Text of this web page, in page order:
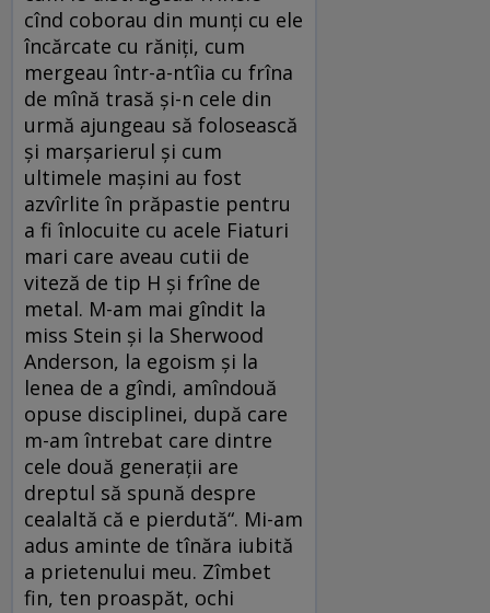
cînd coborau din munţi cu ele
încărcate cu răniţi, cum
mergeau într-a-ntîia cu frîna
de mînă trasă şi-n cele din
urmă ajungeau să folosească
şi marşarierul şi cum
ultimele maşini au fost
azvîrlite în prăpastie pentru
a fi înlocuite cu acele Fiaturi
mari care aveau cutii de
viteză de tip H şi frîne de
metal. M-am mai gîndit la
miss Stein şi la Sherwood
Anderson, la egoism şi la
lenea de a gîndi, amîndouă
opuse disciplinei, după care
m-am întrebat care dintre
cele două generaţii are
dreptul să spună despre
cealaltă că e pierdută“. Mi-am
adus aminte de tînăra iubită
a prietenului meu. Zîmbet
fin, ten proaspăt, ochi